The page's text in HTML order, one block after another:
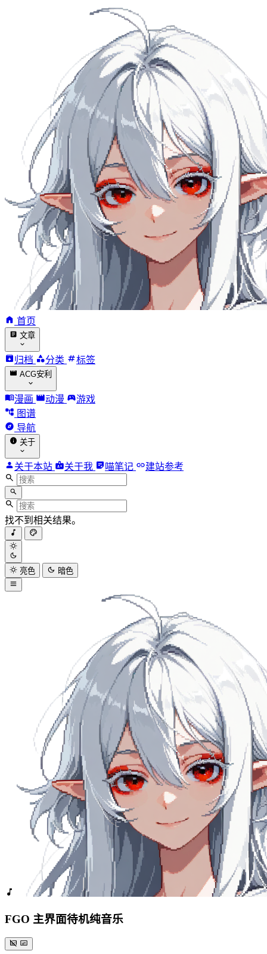
首页
文章
归档 分类 标签
ACG安利
漫画 动漫
游戏
图谱
导航
关于
关于本站 关于我 喵笔记 建站参考
找不到相关结果。
亮色 暗色
FGO 主界面待机纯音乐